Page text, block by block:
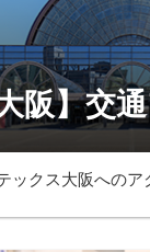
阪】交
ックス大阪へのア